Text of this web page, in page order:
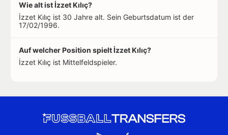
Wie alt ist İzzet Kılıç?
İzzet Kılıç ist 30 Jahre alt. Sein Geburtsdatum ist der
17/02/1996.
Auf welcher Position spielt İzzet Kılıç?
İzzet Kılıç ist Mittelfeldspieler.